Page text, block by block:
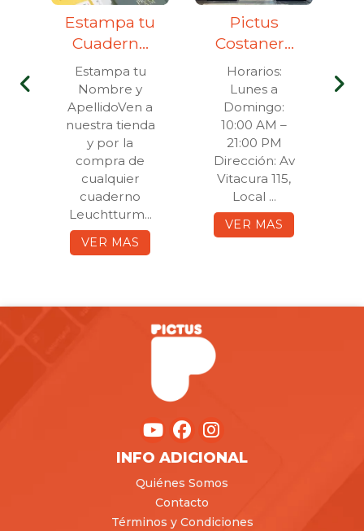
Estampa tu
Cuaderno
Leuchtturm
1917
Estampa tu
Nombre y
ApellidoVen a
nuestra tienda
y por la
compra de
cualquier
cuaderno
Leuchtturm...
VER MAS
Pictus
Costanera
Center
Horarios:
Lunes a
Domingo:
10:00 AM –
21:00 PM
Dirección: Av
Vitacura 115,
Local ...
VER MAS
INFO ADICIONAL
Quiénes Somos
Contacto
Términos y Condiciones